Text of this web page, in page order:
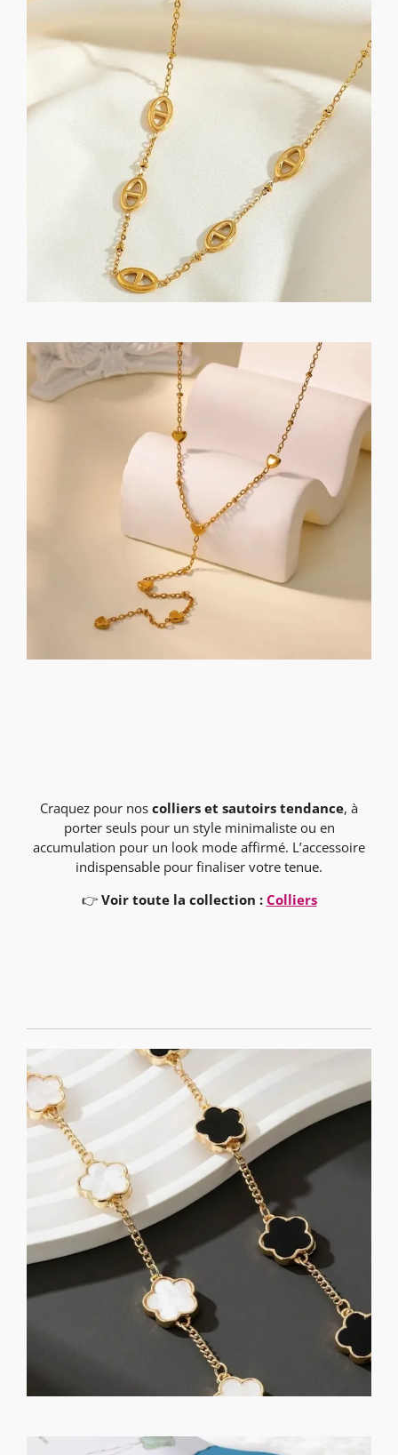
Craquez pour nos colliers et sautoirs tendance, à
porter seuls pour un style minimaliste ou en
accumulation pour un look mode affirmé. L’accessoire
indispensable pour finaliser votre tenue.
👉 Voir toute la collection : Colliers